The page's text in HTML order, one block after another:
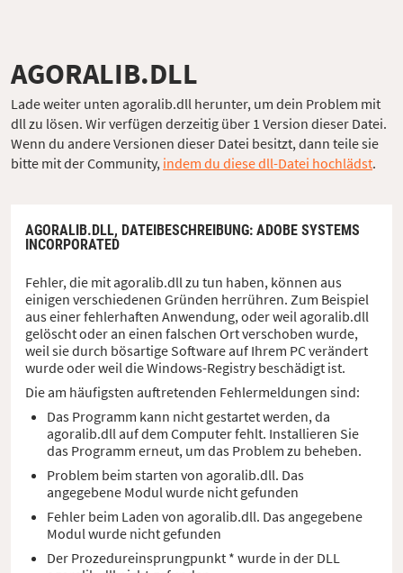
AGORALIB.DLL
Lade weiter unten agoralib.dll herunter, um dein Problem mit
dll zu lösen. Wir verfügen derzeitig über 1 Version dieser Datei.
Wenn du andere Versionen dieser Datei besitzt, dann teile sie
bitte mit der Community, indem du diese dll-Datei hochlädst.
AGORALIB.DLL, DATEIBESCHREIBUNG: ADOBE SYSTEMS
INCORPORATED
Fehler, die mit agoralib.dll zu tun haben, können aus
einigen verschiedenen Gründen herrühren. Zum Beispiel
aus einer fehlerhaften Anwendung, oder weil agoralib.dll
gelöscht oder an einen falschen Ort verschoben wurde,
weil sie durch bösartige Software auf Ihrem PC verändert
wurde oder weil die Windows-Registry beschädigt ist.
Die am häufigsten auftretenden Fehlermeldungen sind:
Das Programm kann nicht gestartet werden, da
agoralib.dll auf dem Computer fehlt. Installieren Sie
das Programm erneut, um das Problem zu beheben.
Problem beim starten von agoralib.dll. Das
angegebene Modul wurde nicht gefunden
Fehler beim Laden von agoralib.dll. Das angegebene
Modul wurde nicht gefunden
Der Prozedureinsprungpunkt * wurde in der DLL